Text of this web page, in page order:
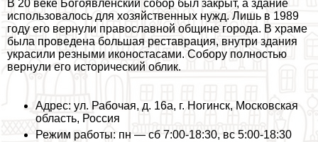
В 20 веке Богоявленский собор был закрыт, а здание
использовалось для хозяйственных нужд. Лишь в 1989
году его вернули православной общине города. В храме
была проведена большая реставрация, внутри здания
украсили резными иконостасами. Собору полностью
вернули его исторический облик.
Адрес: ул. Рабочая, д. 16а, г. Ногинск, Московская
область, Россия
Режим работы: пн — сб 7:00-18:30, вс 5:00-18:30